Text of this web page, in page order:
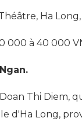
Ha
000 à 40 000
Thi Diem,
d'Ha Long,